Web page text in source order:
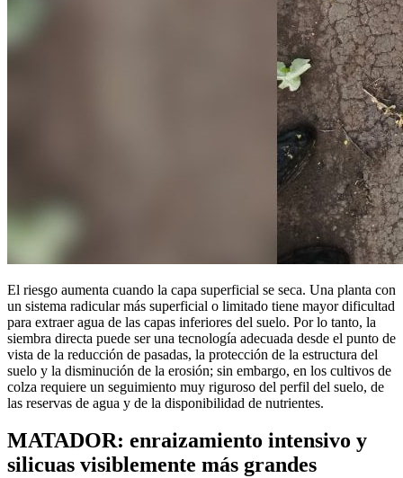
El riesgo aumenta cuando la capa superficial se seca. Una planta con
un sistema radicular más superficial o limitado tiene mayor dificultad
para extraer agua de las capas inferiores del suelo. Por lo tanto, la
siembra directa puede ser una tecnología adecuada desde el punto de
vista de la reducción de pasadas, la protección de la estructura del
suelo y la disminución de la erosión; sin embargo, en los cultivos de
colza requiere un seguimiento muy riguroso del perfil del suelo, de
las reservas de agua y de la disponibilidad de nutrientes.
MATADOR: enraizamiento intensivo y
silicuas visiblemente más grandes